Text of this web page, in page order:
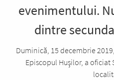
evenimentului.
dintre
Duminică, 15 decembrie
Episcopul Huşilor, a oficiat